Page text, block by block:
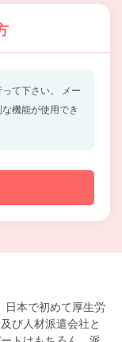
て下さい。
メー
機能が使用でき
日本で初めて厚生労
び人材派遣会社と